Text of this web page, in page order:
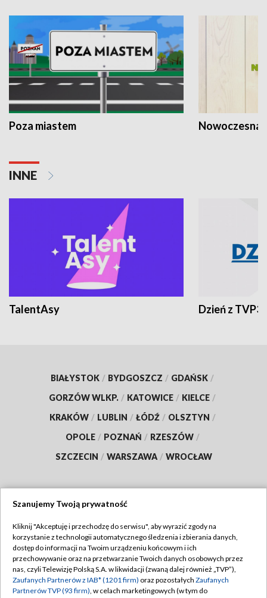
Poza miastem Nowoczesna
INNE
TalentAsy Dzień z TVP3
BIAŁYSTOK / BYDGOSZCZ / GDAŃSK /
GORZÓW WLKP. / KATOWICE / KIELCE /
KRAKÓW / LUBLIN / ŁÓDŹ / OLSZTYN /
OPOLE / POZNAŃ / RZESZÓW /
SZCZECIN / WARSZAWA / WROCŁAW
TVP
Abonament TVP
Emisja w TVP
Regulamin TVP
Polityka prywatności
Szanujemy Twoją prywatność
Kliknij "Akceptuję i przechodzę do serwisu", aby wyrazić zgody na
korzystanie z technologii automatycznego śledzenia i zbierania danych,
dostęp do informacji na Twoim urządzeniu końcowym i ich
przechowywanie oraz na przetwarzanie Twoich danych osobowych przez
nas, czyli Telewizję Polską S.A. w likwidacji (zwaną dalej również „TVP”),
Zaufanych Partnerów z IAB* (1201 firm) oraz pozostałych Zaufanych
Partnerów TVP (93 firm), w celach marketingowych (w tym do